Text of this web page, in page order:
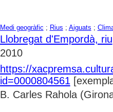
Medi geogràfic ; Rius ; Aiguats ;
Llobregat d'Empordà, riu
2010
https://
id=0000804561
B. Carles Rahola